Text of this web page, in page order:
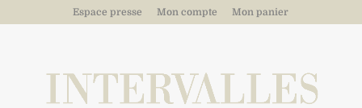
Espace presse Mon compte Mon panier